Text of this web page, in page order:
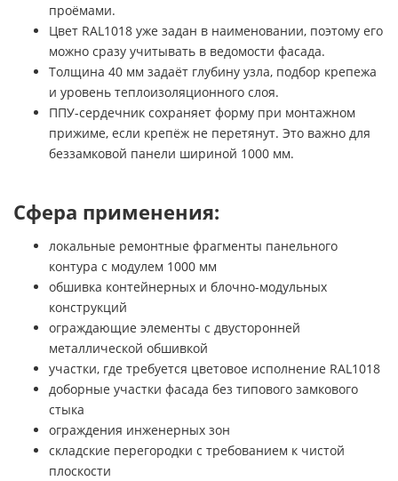
проёмами.
Цвет RAL1018 уже задан в наименовании, поэтому его
можно сразу учитывать в ведомости фасада.
Толщина 40 мм задаёт глубину узла, подбор крепежа
и уровень теплоизоляционного слоя.
ППУ-сердечник сохраняет форму при монтажном
прижиме, если крепёж не перетянут. Это важно для
беззамковой панели шириной 1000 мм.
Сфера применения:
локальные ремонтные фрагменты панельного
контура с модулем 1000 мм
обшивка контейнерных и блочно-модульных
конструкций
ограждающие элементы с двусторонней
металлической обшивкой
участки, где требуется цветовое исполнение RAL1018
доборные участки фасада без типового замкового
стыка
ограждения инженерных зон
складские перегородки с требованием к чистой
плоскости